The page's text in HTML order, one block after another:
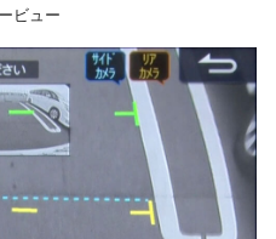
ビュー